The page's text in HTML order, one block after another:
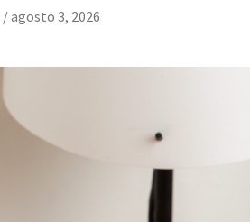
/agosto 3, 2026